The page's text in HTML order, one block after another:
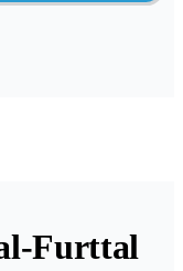
Furttal